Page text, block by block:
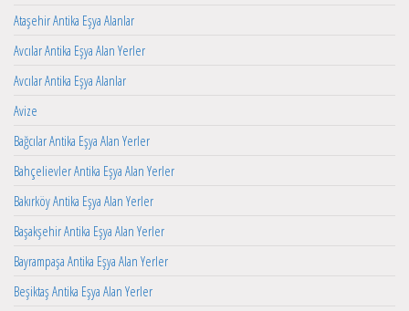
Ataşehir Antika Eşya Alanlar
Avcılar Antika Eşya Alan Yerler
Avcılar Antika Eşya Alanlar
Avize
Bağcılar Antika Eşya Alan Yerler
Bahçelievler Antika Eşya Alan Yerler
Bakırköy Antika Eşya Alan Yerler
Başakşehir Antika Eşya Alan Yerler
Bayrampaşa Antika Eşya Alan Yerler
Beşiktaş Antika Eşya Alan Yerler